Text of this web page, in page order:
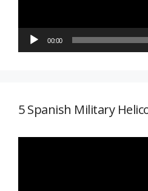
00:00
5 Spanish Military